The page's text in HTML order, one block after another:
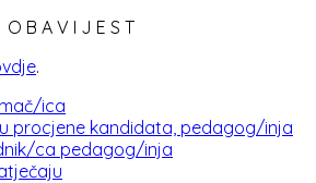
O B A V I J E S T
.
ica
procjene kandidata, pedagog/inja
ca pedagog/inja